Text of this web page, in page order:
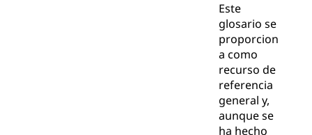
Este
glosario se
proporcion
a como
recurso de
referencia
general y,
aunque se
ha hecho